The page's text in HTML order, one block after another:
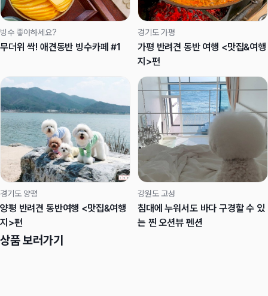
빙수 좋아하세요?
무더위 싹! 애견동반 빙수카페 #1
경기도 가평
가평 반려견 동반 여행 <맛집&여행
지>편
경기도 양평
양평 반려견 동반여행 <맛집&여행
지>편
강원도 고성
침대에 누워서도 바다 구경할 수 있
는 찐 오션뷰 펜션
상품 보러가기